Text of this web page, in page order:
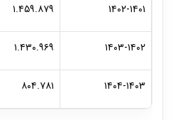
۱۴۰۲-۱۴۰۱ ۱.۴۵۹.۸۷۹
۱۴۰۳-۱۴۰۲ ۱.۴۳۰.۹۶۹
۱۴۰۴-۱۴۰۳ ۸۰۴.۷۸۱